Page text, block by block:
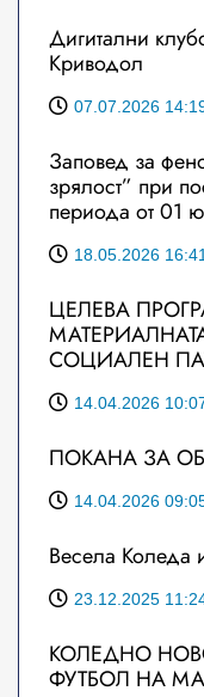
Дигитални
Криводол
07.07.2026
Заповед за
зрялост” при
периода от 01
18.05.2026
ЦЕЛЕВА
СОЦИАЛЕН
14.04.2026
ПОКАНА ЗА
14.04.2026
Весела Коледа
23.12.2025
КОЛЕДНО
ФУТБОЛ НА